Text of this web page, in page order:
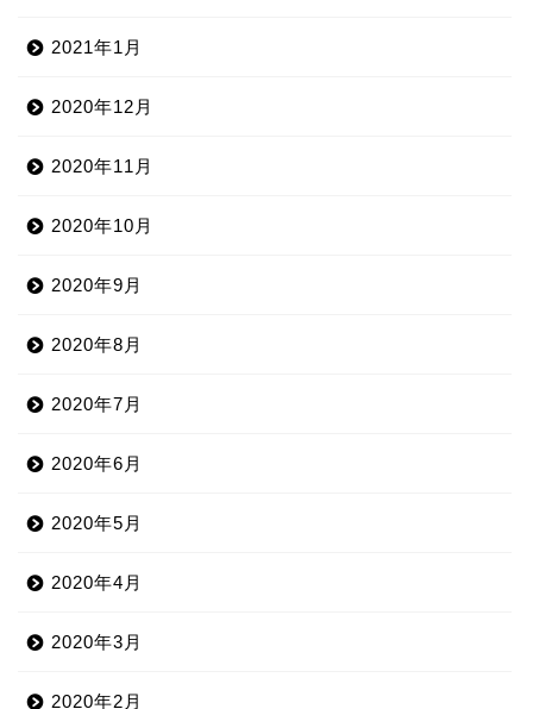
2021年1月
2020年12月
2020年11月
2020年10月
2020年9月
2020年8月
2020年7月
2020年6月
2020年5月
2020年4月
2020年3月
2020年2月